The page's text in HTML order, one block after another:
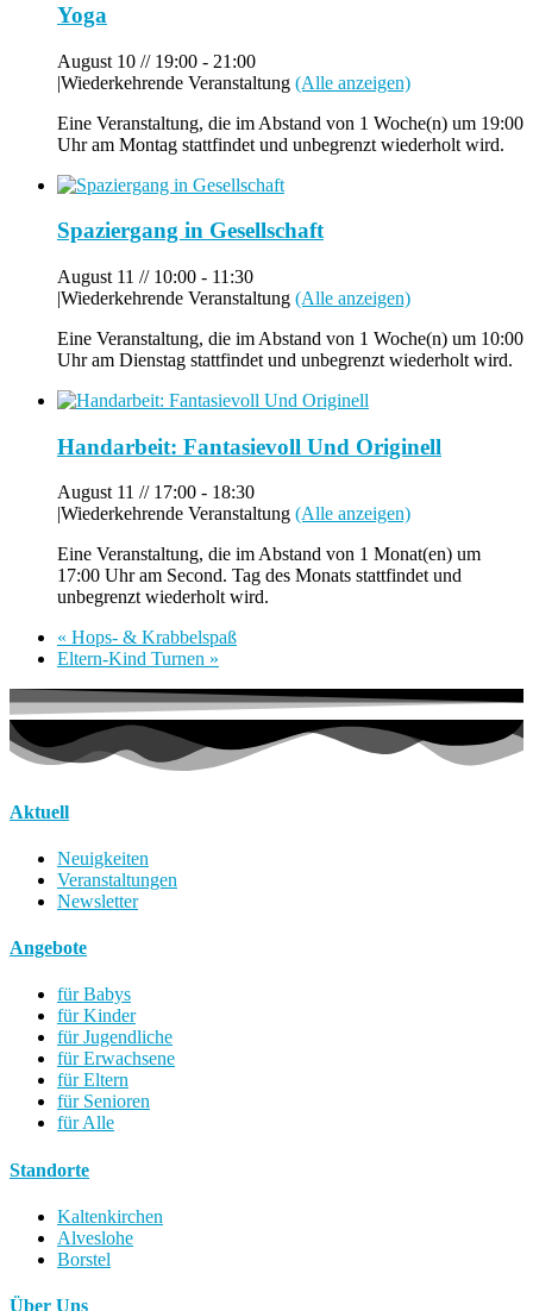
Yoga
August 10 // 19:00 - 21:00
|Wiederkehrende Veranstaltung (Alle anzeigen)
Eine Veranstaltung, die im Abstand von 1 Woche(n) um 19:00
Uhr am Montag stattfindet und unbegrenzt wiederholt wird.
Spaziergang in Gesellschaft
August 11 // 10:00 - 11:30
|Wiederkehrende Veranstaltung (Alle anzeigen)
Eine Veranstaltung, die im Abstand von 1 Woche(n) um 10:00
Uhr am Dienstag stattfindet und unbegrenzt wiederholt wird.
Handarbeit: Fantasievoll Und Originell
August 11 // 17:00 - 18:30
|Wiederkehrende Veranstaltung (Alle anzeigen)
Eine Veranstaltung, die im Abstand von 1 Monat(en) um
17:00 Uhr am Second. Tag des Monats stattfindet und
unbegrenzt wiederholt wird.
« Hops- & Krabbelspaß
Eltern-Kind Turnen »
Aktuell
Neuigkeiten
Veranstaltungen
Newsletter
Angebote
für Babys
für Kinder
für Jugendliche
für Erwachsene
für Eltern
für Senioren
für Alle
Standorte
Kaltenkirchen
Alveslohe
Borstel
Über Uns